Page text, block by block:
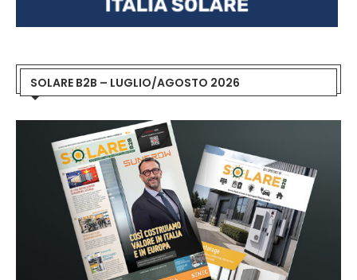
SOLARE B2B – LUGLIO/AGOSTO 2026